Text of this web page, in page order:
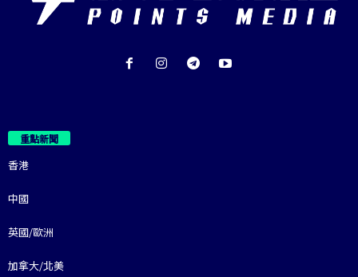
重點新聞
香港
中國
英國/歐洲
加拿大/北美